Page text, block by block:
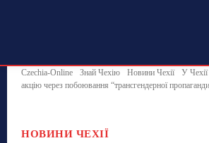
Czechia-Online Знай Чехію Новини Чехії
У
акцію через побоювання “трансгендерної
НОВИНИ ЧЕХІЇ